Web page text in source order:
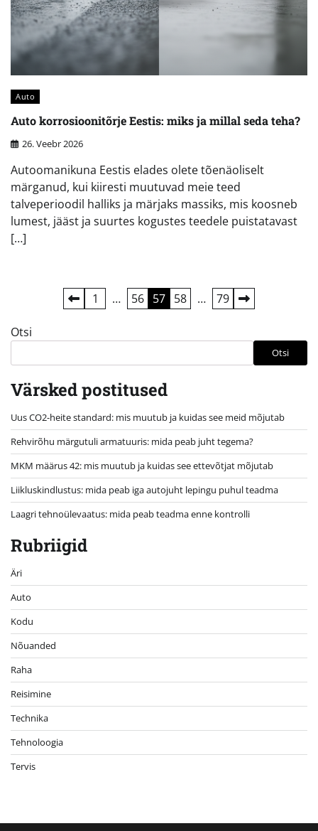
Auto
Auto korrosioonitõrje Eestis: miks ja millal seda teha?
26. Veebr 2026
Autoomanikuna Eestis elades olete tõenäoliselt
märganud, kui kiiresti muutuvad meie teed
talveperioodil halliks ja märjaks massiks, mis koosneb
lumest, jääst ja suurtes kogustes teedele puistatavast
[…]
Postituste
leheküljendus
1 … 56 57 58 … 79
Otsi
Otsi
Värsked postitused
Uus CO2-heite standard: mis muutub ja kuidas see meid mõjutab
Rehvirõhu märgutuli armatuuris: mida peab juht tegema?
MKM määrus 42: mis muutub ja kuidas see ettevõtjat mõjutab
Liikluskindlustus: mida peab iga autojuht lepingu puhul teadma
Laagri tehnoülevaatus: mida peab teadma enne kontrolli
Rubriigid
Äri
Auto
Kodu
Nõuanded
Raha
Reisimine
Technika
Tehnoloogia
Tervis